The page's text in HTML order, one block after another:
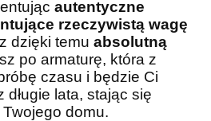
autentyczne
rzeczywistą wagę
dzięki temu absolutną
po armaturę, która z
czasu i będzie Ci
długie lata, stając się
Twojego domu.